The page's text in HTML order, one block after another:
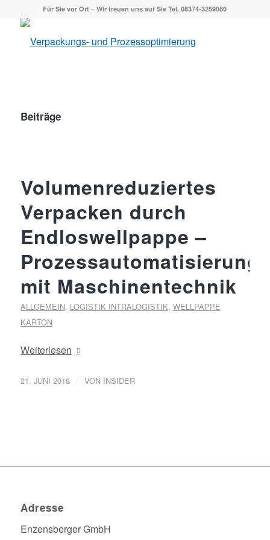
Für Sie vor Ort – Wir freuen uns auf Sie Tel. 08374-3259080
Beiträge
Volumenreduziertes
Verpacken durch
Endloswellpappe –
Prozessautomatisierung
mit Maschinentechnik
ALLGEMEIN, LOGISTIK INTRALOGISTIK, WELLPAPPE
KARTON
Weiterlesen
21. JUNI 2018 / VON INSIDER
Adresse
Enzensberger GmbH